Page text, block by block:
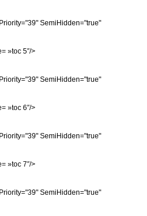
SemiHidden="true"
»toc 5″/>
SemiHidden="true"
»toc 6″/>
SemiHidden="true"
»toc 7″/>
SemiHidden="true"